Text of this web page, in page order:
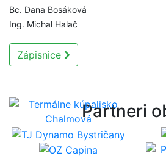
Bc. Dana Bosáková
Ing. Michal Halač
Zápisnice
Partneri